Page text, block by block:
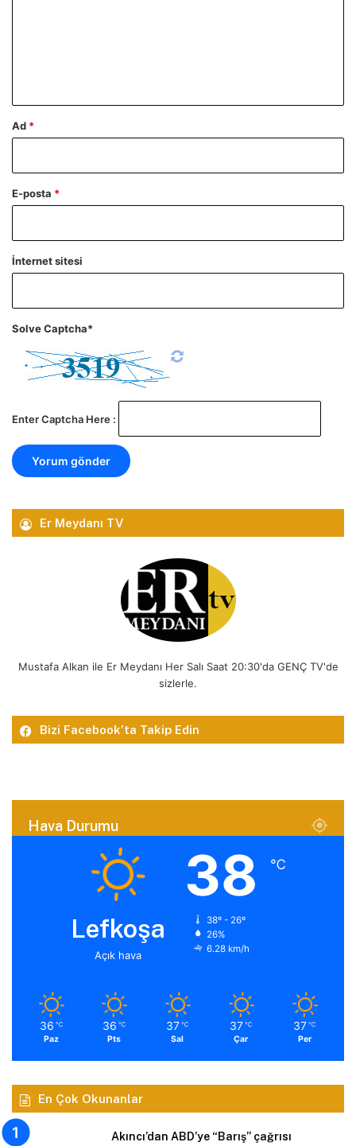
Ad *
E-posta *
İnternet sitesi
Solve Captcha*
Enter Captcha Here :
Er Meydanı TV
Mustafa Alkan ile Er Meydanı Her Salı Saat 20:30'da GENÇ TV'de
sizlerle.
Bizi Facebook’ta Takip Edin
Hava Durumu
Lefkoşa
Açık hava
38 ℃
38º - 26º
26%
6.28 km/h
36 ℃
Paz
36 ℃
Pts
37 ℃
Sal
37 ℃
Çar
37 ℃
Per
En Çok Okunanlar
Akıncı’dan ABD’ye “Barış” çağrısı